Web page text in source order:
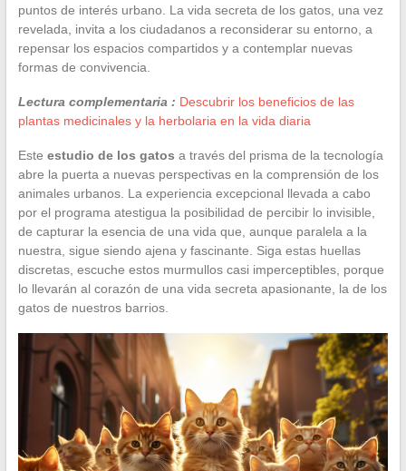
puntos de interés urbano. La vida secreta de los gatos, una vez
revelada, invita a los ciudadanos a reconsiderar su entorno, a
repensar los espacios compartidos y a contemplar nuevas
formas de convivencia.
Lectura complementaria : Descubrir los beneficios de las
plantas medicinales y la herbolaria en la vida diaria
Este estudio de los gatos a través del prisma de la tecnología
abre la puerta a nuevas perspectivas en la comprensión de los
animales urbanos. La experiencia excepcional llevada a cabo
por el programa atestigua la posibilidad de percibir lo invisible,
de capturar la esencia de una vida que, aunque paralela a la
nuestra, sigue siendo ajena y fascinante. Siga estas huellas
discretas, escuche estos murmullos casi imperceptibles, porque
lo llevarán al corazón de una vida secreta apasionante, la de los
gatos de nuestros barrios.